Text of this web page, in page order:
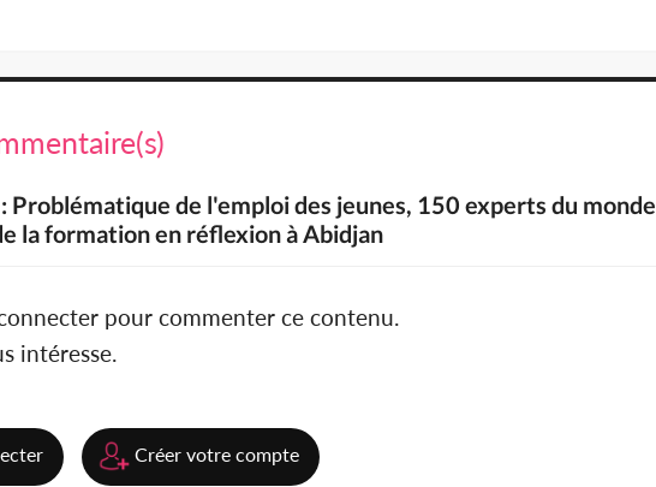
Problématique de l'emploi des jeunes, 150 experts du monde
la formation en réflexion à Abidjan
pour commenter ce contenu.
intéresse.
Créer votre compte